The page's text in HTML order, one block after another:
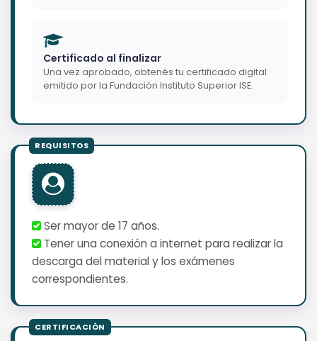
Certificado al finalizar
Una vez aprobado, obtenés tu certificado digital
emitido por la Fundación Instituto Superior ISE.
Ser mayor de 17 años.
Tener una conexión a internet para realizar la
descarga del material y los exámenes
correspondientes.